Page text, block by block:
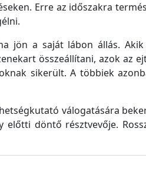
Erre az időszakra
jön a saját lábon állás.
összeállítani, azok az
sikerült. A többiek
válogatására
döntő résztvevője.